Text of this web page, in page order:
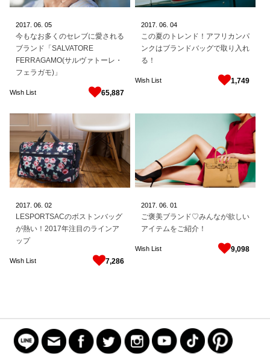
2017. 06. 05
今もなお多くのセレブに愛される
ブランド「SALVATORE
FERRAGAMO(サルヴァトーレ・
フェラガモ)」
65,887
Wish List
2017. 06. 04
この夏のトレンド！アフリカンパ
ンクはブランドバッグで取り入れ
る！
1,749
Wish List
2017. 06. 02
LESPORTSACのボストンバッグ
が熱い！2017年注目のラインア
ップ
7,286
Wish List
2017. 06. 01
ご褒美ブランド♡みんなが欲しい
アイテムをご紹介！
9,098
Wish List